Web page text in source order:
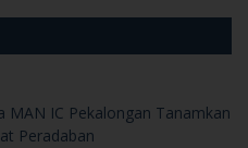
MAN IC Pekalongan Tanamkan
Peradaban